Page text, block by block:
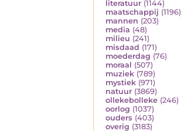
literatuur (1144)
maatschappij (1196)
mannen (203)
media (48)
milieu (241)
misdaad (171)
moederdag (76)
moraal (507)
muziek (789)
mystiek (971)
natuur (3869)
ollekebolleke (246)
oorlog (1037)
ouders (403)
overig (3183)